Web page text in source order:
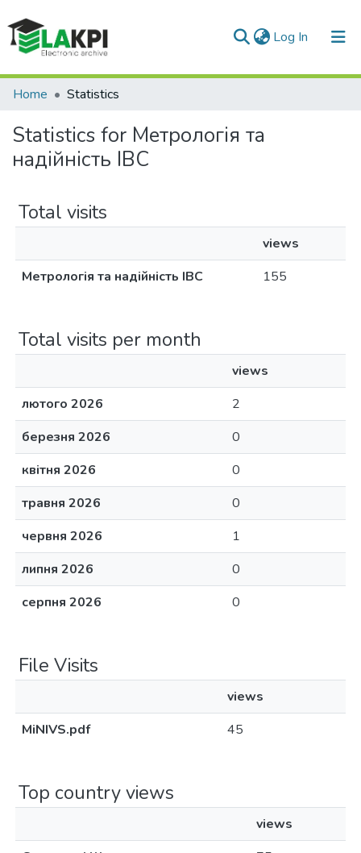
Log In (current)
Communities & Collections
All of DSpace
Home Statistics
Statistics for Метрологія та
надійність ІВС
Total visits
views
Метрологія та надійність ІВС
155
Total visits per month
views
лютого 2026
2
березня 2026
0
квітня 2026
0
травня 2026
0
червня 2026
1
липня 2026
0
серпня 2026
0
File Visits
views
MiNIVS.pdf
45
Top country views
views